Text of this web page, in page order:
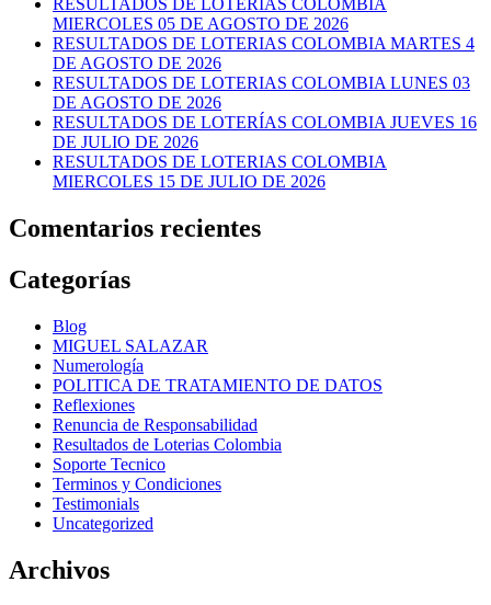
RESULTADOS DE LOTERIAS COLOMBIA
MIERCOLES 05 DE AGOSTO DE 2026
RESULTADOS DE LOTERIAS COLOMBIA MARTES 4
DE AGOSTO DE 2026
RESULTADOS DE LOTERIAS COLOMBIA LUNES 03
DE AGOSTO DE 2026
RESULTADOS DE LOTERÍAS COLOMBIA JUEVES 16
DE JULIO DE 2026
RESULTADOS DE LOTERIAS COLOMBIA
MIERCOLES 15 DE JULIO DE 2026
Comentarios recientes
Categorías
Blog
MIGUEL SALAZAR
Numerología
POLITICA DE TRATAMIENTO DE DATOS
Reflexiones
Renuncia de Responsabilidad
Resultados de Loterias Colombia
Soporte Tecnico
Terminos y Condiciones
Testimonials
Uncategorized
Archivos